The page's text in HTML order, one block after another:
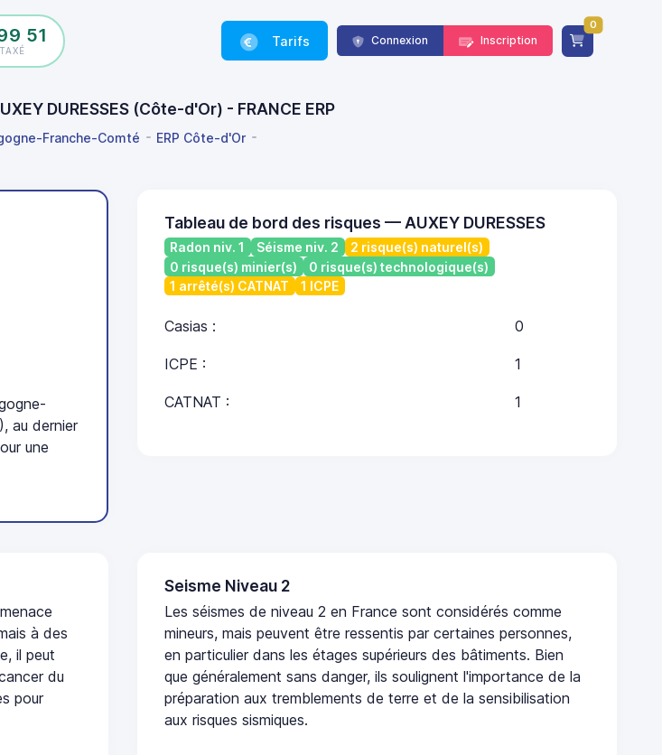
51 Tarifs Connexion Inscription
0
DURESSES (Côte-d'Or) - FRANCE ERP
Franche-Comté ERP Côte-d'Or
au dernier
une
Tableau de bord des risques — AUXEY DURESSES
Radon niv. 1 Séisme niv. 2
2 risque(s) naturel(s)
0 risque(s) minier(s)
0 risque(s) technologique(s)
1 arrêté(s) CATNAT
1 ICPE
Casias : 0
ICPE : 1
CATNAT : 1
à des
il peut
du
pour
Seisme Niveau 2
Les séismes de niveau 2 en France sont considérés comme
mineurs, mais peuvent être ressentis par certaines personnes,
en particulier dans les étages supérieurs des bâtiments. Bien
que généralement sans danger, ils soulignent l'importance de la
préparation aux tremblements de terre et de la sensibilisation
aux risques sismiques.